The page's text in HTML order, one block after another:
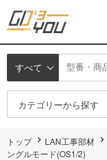
すべて
カテゴリーから探す
トップ LAN工事部材
ングルモード(OS1/2)